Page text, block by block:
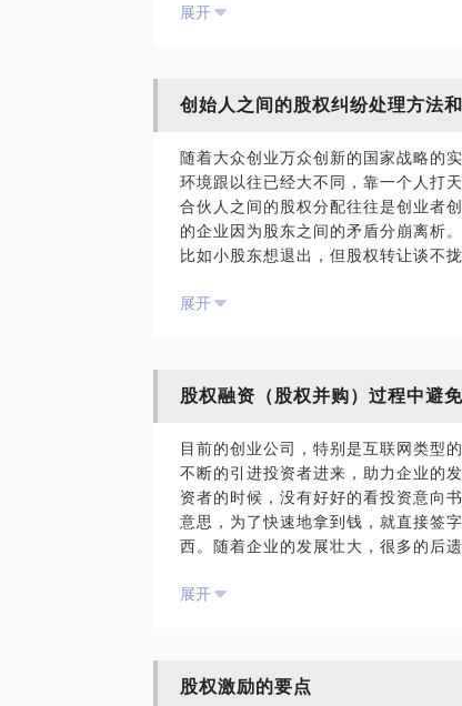
优先购买权在什么阶段行使？股份转
被撤销的；股权转让过程中涉及的税
PS.在选择与我见面前，请把你的问
题。请把你的问题提前发给我，方便
面。
展开
创始人之间的股权纠纷处理方法
随着大众创业万众创新的国家战略的
环境跟以往已经大不同，靠一个人打
合伙人之间的股权分配往往是创业者
的企业因为股东之间的矛盾分崩离析
比如小股东想退出，但股权转让谈不
给你一点好的建议如果你是大股东，
多家知名公司提供股权服务。我可以
PS.在选择与我见面前，请把你的问
题。请把你的问题提前发给我，方便
面。
展开
股权融资（股权并购）过程中避
目前的创业公司，特别是互联网类型
不断的引进投资者进来，助力企业的
资者的时候，没有好好的看投资意向
意思，为了快速地拿到钱，就直接签
西。随着企业的发展壮大，很多的后
着要解散的风险，可能自己的家庭也
导师，可以帮助你解决在股权方面法
展开
股权激励的要点